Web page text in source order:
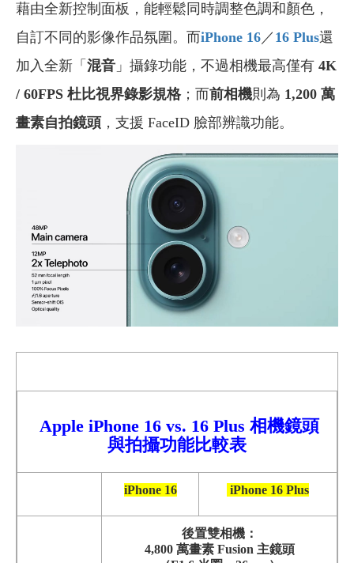
藉由全新控制面板，能輕鬆同時調整色調和顏色，
自訂不同的影像作品氛圍。而iPhone 16／ 16 Plus還
加入全新「 混音 」攝錄功能，不過相機最高僅有 4K
/ 60FPS 杜比視界錄影規格；而前相機則為 1,200 萬
畫素自拍鏡頭 ，支援 FaceID 臉部辨識功能。
Apple iPhone 16 vs. 16 Plus 相機鏡頭
與拍攝功能比較表
iPhone 16 iPhone 16 Plus
後置雙相機：
4,800 萬畫素 Fusion 主鏡頭